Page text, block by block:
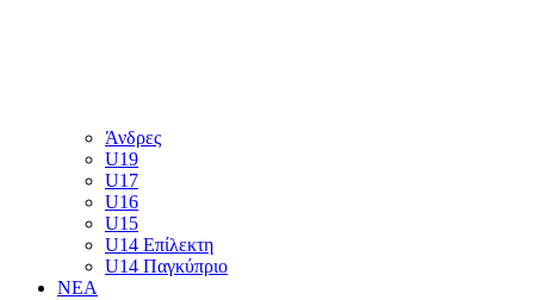
Άνδρες
U19
U17
U16
U15
U14 Επίλεκτη
U14 Παγκύπριο
ΝΕΑ